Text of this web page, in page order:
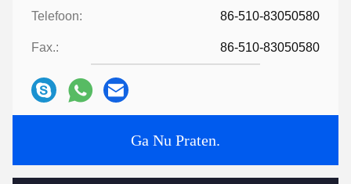
Telefoon: 86-510-83050580
Fax.: 86-510-83050580
Ga Nu Praten.